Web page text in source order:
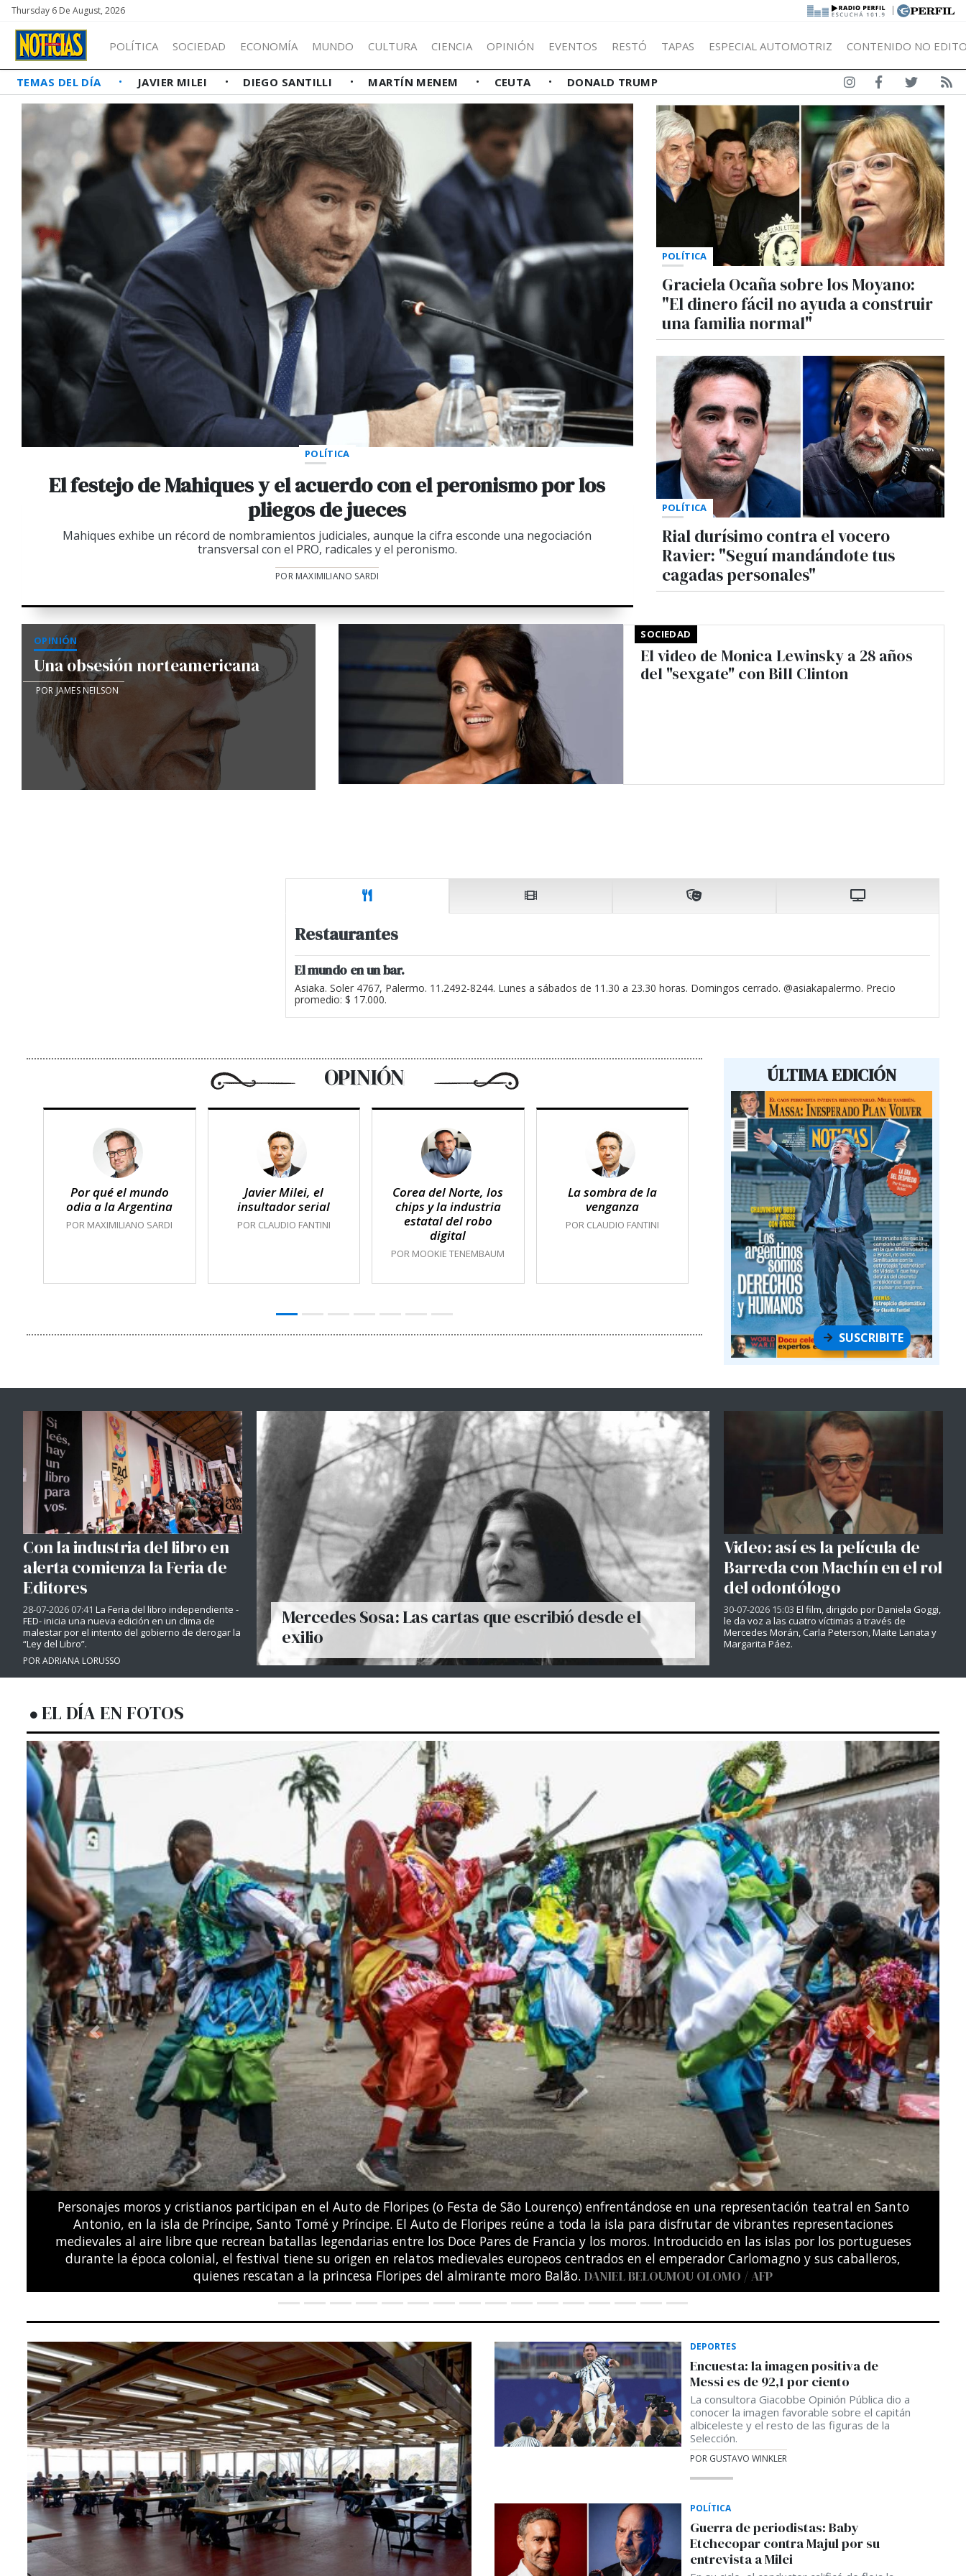
Thursday 6 De August, 2026 |
POLÍTICA SOCIEDAD ECONOMÍA MUNDO CULTURA CIENCIA OPINIÓN EVENTOS RESTÓ TAPAS ESPECIAL AUTOMOTRIZ CONTENIDO NO
TEMAS DEL DÍA JAVIER MILEI DIEGO SANTILLI MARTÍN MENEM CEUTA DONALD TRUMP
POLÍTICA
El festejo de Mahiques y el acuerdo con el peronismo por los
pliegos de jueces
Mahiques exhibe un récord de nombramientos judiciales, aunque la cifra esconde una negociación
transversal con el PRO, radicales y el peronismo.
POR MAXIMILIANO SARDI
POLÍTICA
Graciela Ocaña sobre los Moyano:
"El dinero fácil no ayuda a construir
una familia normal"
POLÍTICA
Rial durísimo contra el vocero
Ravier: "Seguí mandándote tus
cagadas personales"
OPINIÓN
Una obsesión norteamericana
POR JAMES NEILSON
SOCIEDAD
El video de Monica Lewinsky a 28 años
del "sexgate" con Bill Clinton
Restaurantes
El mundo en un bar.
Asiaka. Soler 4767, Palermo. 11.2492-8244. Lunes a sábados de 11.30 a 23.30 horas. Domingos cerrado. @asiakapalermo. Precio
promedio: $ 17.000.
OPINIÓN
Por qué el mundo
odia a la Argentina
POR MAXIMILIANO SARDI
Javier Milei, el
insultador serial
POR CLAUDIO FANTINI
Corea del Norte, los
chips y la industria
estatal del robo
digital
POR MOOKIE TENEMBAUM
La sombra de la
venganza
POR CLAUDIO FANTINI
ÚLTIMA EDICIÓN
SUSCRIBITE
Con la industria del libro en
alerta comienza la Feria de
Editores
28-07-2026 07:41 La Feria del libro independiente -
FED- inicia una nueva edición en un clima de
malestar por el intento del gobierno de derogar la
“Ley del Libro”.
POR ADRIANA LORUSSO
Mercedes Sosa: Las cartas que escribió desde el
exilio
Video: así es la película de
Barreda con Machín en el rol
del odontólogo
30-07-2026 15:03 El film, dirigido por Daniela Goggi,
le da voz a las cuatro víctimas a través de
Mercedes Morán, Carla Peterson, Maite Lanata y
Margarita Páez.
EL DÍA EN FOTOS
El volcán Fuego entró en erupción a 65 kilómetros al suroeste de la Ciudad de Guatemala. Las autoridades guatemaltecas declararon una alerta de
"peligro", el segundo nivel más alto, debido a una potente erupción del volcán Fuego, y comenzaron a evacuar las poblaciones cercanas.JOHAN
ORDONEZ / AFP
Previous Next
POLÍTICA
Messi es de 92,1 por ciento
La consultora Giacobbe Opinión Pública dio a
conocer la imagen favorable sobre el capitán
albiceleste y el resto de las figuras de la
Selección.
POR GUSTAVO WINKLER
POLÍTICA
Etchecopar contra Majul por su
entrevista a Milei
En su ciclo, el conductor calificó de floja la
entrevista a Milei y apuntó contra el elogio
del Presidente a Trebucq durante su último